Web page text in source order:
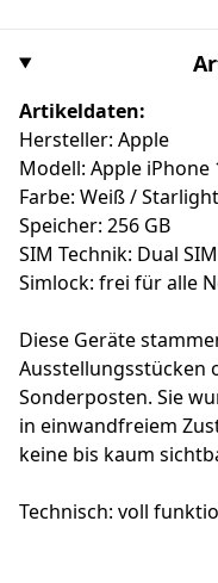
Artikeldaten:
Hersteller: Apple
Modell: Apple iPhone
Farbe: Weiß / Starlight
Speicher: 256 GB
SIM Technik: Dual
Simlock: frei für alle
Diese Geräte
Ausstellungsstücken
Sonderposten. Sie
in einwandfreiem
keine bis kaum
Technisch: voll